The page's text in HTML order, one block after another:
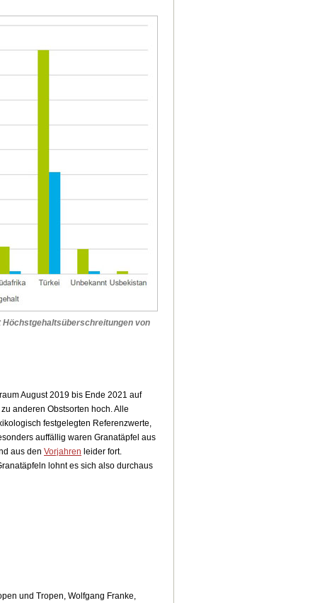
Höchstgehaltsüberschreitungen von
August 2019 bis Ende 2021 auf
anderen Obstsorten hoch. Alle
festgelegten Referenzwerte,
auffällig waren Granatäpfel aus
aus den Vorjahren leider fort.
lohnt es sich also durchaus
und Tropen, Wolfgang Franke,